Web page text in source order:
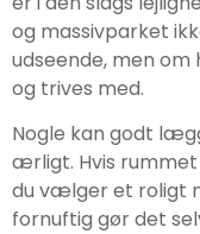
og massivparket
udseende, men
og trives med.
Nogle kan godt
ærligt. Hvis
du vælger et roligt
fornuftig gør det